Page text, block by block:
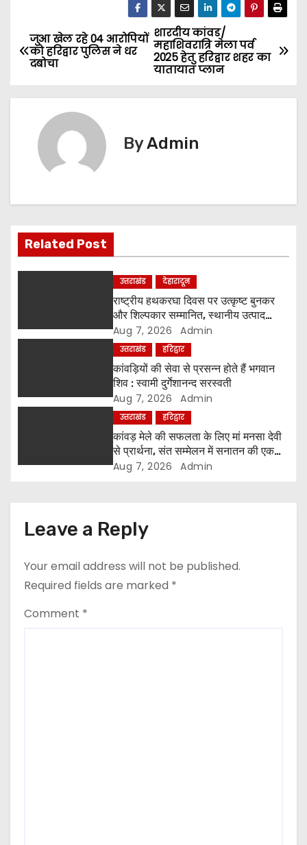
P
o
s
v
g
t
n
शारदीय कांवड/
महाशिवरात्रि मेला पर्व
2025 हेतु हरिद्वार शहर का
यातायात प्लान
जुआ खेल रहे 04 आरोपियों
को हरिद्वार पुलिस ने धर
दबोचा
ByAdmin
Related Post
उत्तराखंड देहारादून
राष्ट्रीय हथकरघा दिवस पर उत्कृष्ट बुनकर
और शिल्पकार सम्मानित, स्थानीय उत्पाद
अपनाने का आह्वान
Aug 7, 2026 Admin
उत्तराखंड हरिद्वार
कांवड़ियों की सेवा से प्रसन्न होते हैं भगवान
शिव : स्वामी दुर्गेशानन्द सरस्वती
Aug 7, 2026 Admin
उत्तराखंड हरिद्वार
कांवड़ मेले की सफलता के लिए मां मनसा देवी
से प्रार्थना, संत सम्मेलन में सनातन की एकता
पर मंथन
Aug 7, 2026 Admin
Leave a Reply
Your email address will not be published.
Required fields are marked *
Comment *